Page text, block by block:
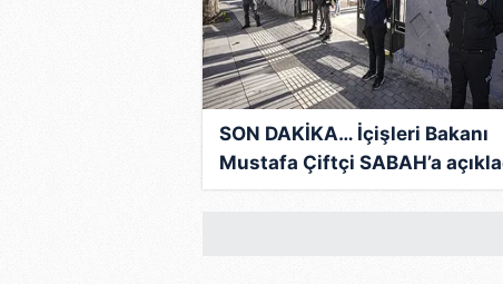
SON DAKİKA… İçişleri Bakanı
Mustafa Çiftçi SABAH’a
Okullarda 7 basamaklı